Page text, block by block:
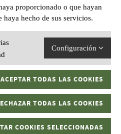
proporcionado o que hayan
hecho de sus servicios.
Configuración
ACEPTAR TODAS LAS COOKIES
TODAS LAS COOKIES
COOKIES SELECCIONADAS
Pau, 1 17600 Figueres, Girona.
Aviso legal|Política de privacidad